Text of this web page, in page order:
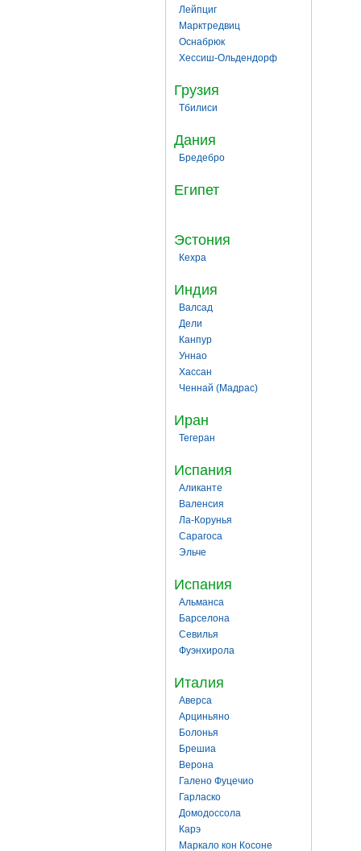
Лейпциг
Марктредвиц
Оснабрюк
Хессиш-Ольдендорф
Грузия
Тбилиси
Дания
Бредебро
Египет
Эстония
Кехра
Индия
Валсад
Дели
Канпур
Уннао
Хассан
Ченнай (Мадрас)
Иран
Тегеран
Испания
Аликанте
Валенсия
Ла-Корунья
Сарагоса
Эльче
Испания
Альманса
Барселона
Севилья
Фуэнхирола
Италия
Аверса
Арциньяно
Болонья
Брешиа
Верона
Галено Фуцечио
Гарласко
Домодоссола
Карэ
Маркало кон Косоне